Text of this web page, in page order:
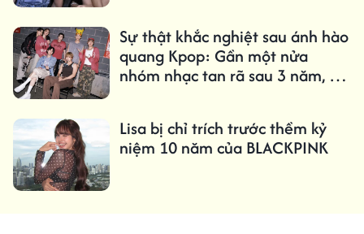
Sự thật khắc nghiệt sau ánh hào
quang Kpop: Gần một nửa
nhóm nhạc tan rã sau 3 năm, chỉ
Lisa bị chỉ trích trước thềm kỷ
niệm 10 năm của BLACKPINK